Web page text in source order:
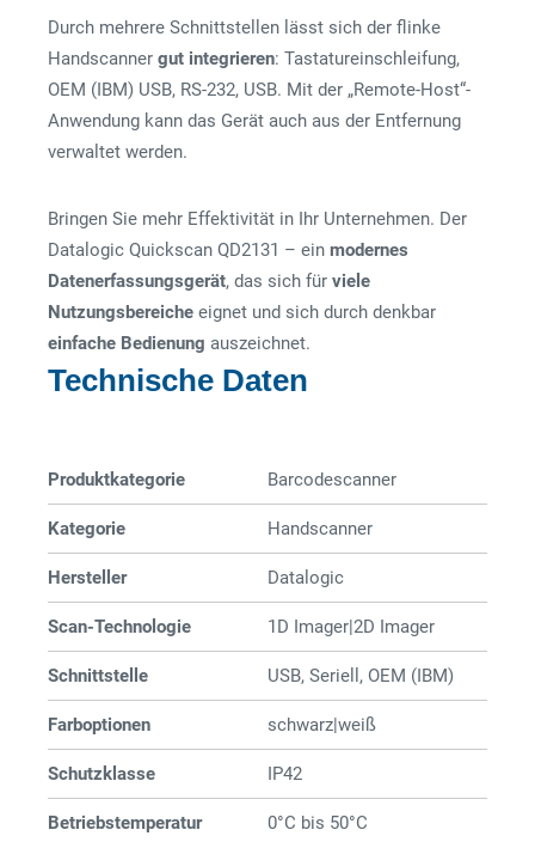
Durch mehrere Schnittstellen lässt sich der flinke
Handscanner gut integrieren: Tastatureinschleifung,
OEM (IBM) USB, RS-232, USB. Mit der „Remote-Host“-
Anwendung kann das Gerät auch aus der Entfernung
verwaltet werden.
Bringen Sie mehr Effektivität in Ihr Unternehmen. Der
Datalogic Quickscan QD2131 – ein modernes
Datenerfassungsgerät, das sich für viele
Nutzungsbereiche eignet und sich durch denkbar
einfache Bedienung auszeichnet.
Technische Daten
Produktkategorie Barcode­­scanner
Kategorie Handscanner
Hersteller Datalogic
Scan-Technologie 1D Imager|2D Imager
Schnittstelle USB, Seriell, OEM (IBM)
Farboptionen schwarz|weiß
Schutzklasse IP42
Betriebstemperatur 0°C bis 50°C